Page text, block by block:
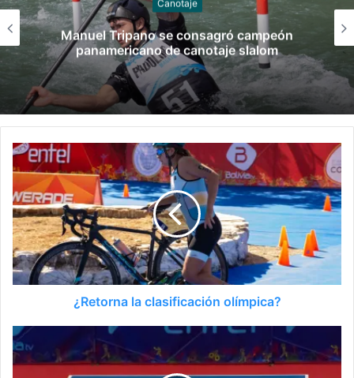
Canotaje
Manuel Tripano se consagró campeón
panamericano de canotaje slalom
¿Retorna la clasificación olímpica?